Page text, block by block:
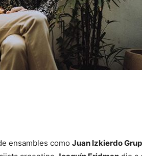
ensambles como Juan Izkierdo